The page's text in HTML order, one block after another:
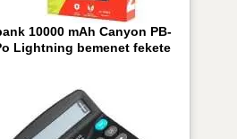
10000 mAh Canyon PB-
Lightning bemenet fekete